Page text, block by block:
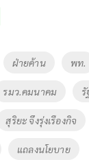
ฝ่ายค้าน พท.
รมว.คมนาคม
สุริยะ จึงรุ่งเรืองกิจ
แถลงนโยบาย